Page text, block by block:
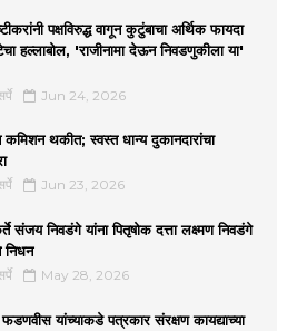
पक्षविरुद्ध वागून कुटुंबाचा अर्थिक फायदा
हल्लाबोल, 'राजीनामा देऊन निवडणुकीला या'
Jun 24, 2026
कमिशन थकीत; स्वस्त धान्य दुकानदारांचा
Jun 23, 2026
संजय निवडंगे यांना पितृषोक दत्ता लक्ष्मण निवडंगे
निधन
May 28, 2026
यांच्याकडे पत्रकार संरक्षण कायद्याच्या